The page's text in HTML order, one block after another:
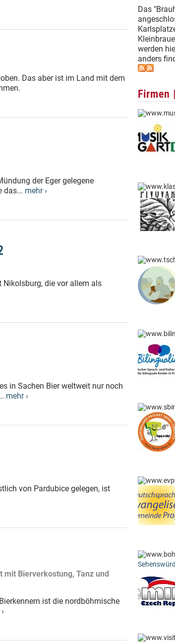
Das aber ist im Land mit dem
der Eger gelegene
das... mehr ›
die vor allem als
in Sachen Bier weltweit nur noch
mehr ›
von Pardubice gelegen, ist
Bierverkostung, Tanz und
ist die nordböhmische
Das
werden
anders
Firmen